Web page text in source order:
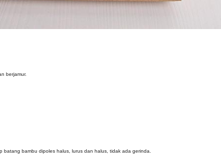
berjamur.
batang bambu dipoles halus, lurus dan halus, tidak ada gerinda.